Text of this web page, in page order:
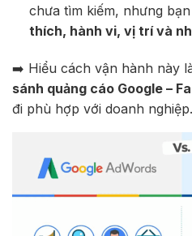
chưa tìm kiếm, nhưng
thích, hành vi, vị trí và
➡️ Hiểu cách vận hành này
sánh quảng cáo Google –
đi phù hợp với doanh nghiệp.